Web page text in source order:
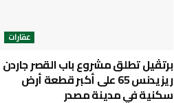
عقارات
برتڤيل تطلق مشروع باب القصر جاردن
ريزيدنس 65 على أكبر قطعة أرض
سكنية في مدينة مصدر